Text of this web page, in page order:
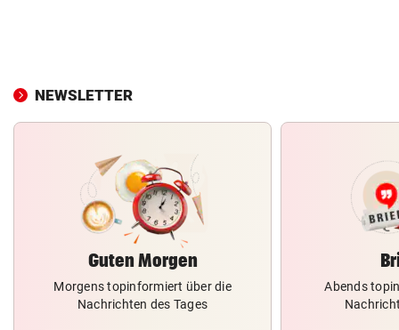
NEWSLETTER
Guten Morgen
Morgens topinformiert über die
Nachrichten des Tages
Abends